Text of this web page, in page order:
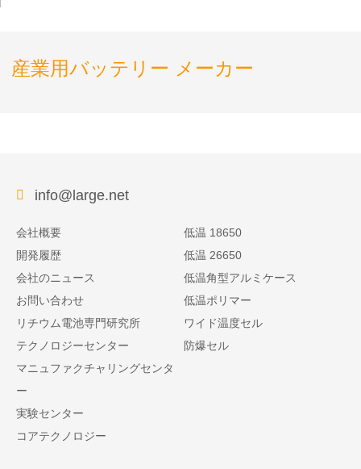
産業用バッテリー メーカー
info@large.net
会社概要
開発履歴
会社のニュース
お問い合わせ
リチウム電池専門研究所
テクノロジーセンター
マニュファクチャリングセンタ
ー
実験センター
コアテクノロジー
低温 18650
低温 26650
低温角型アルミケース
低温ポリマー
ワイド温度セル
防爆セル